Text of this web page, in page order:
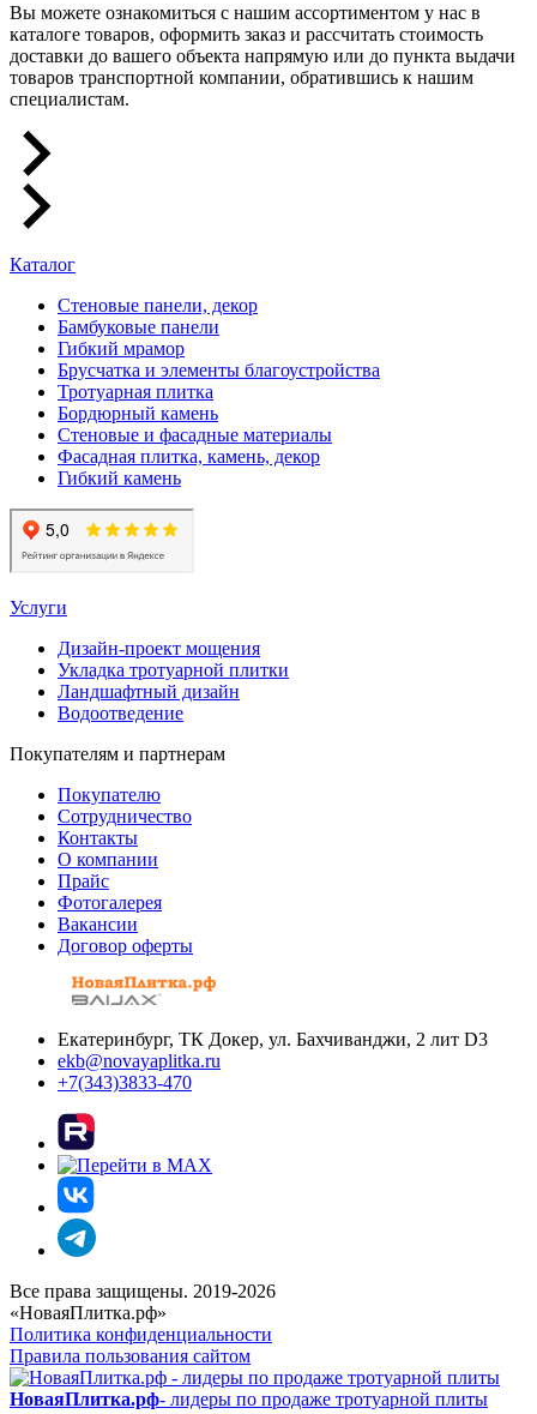
Вы можете ознакомиться с нашим ассортиментом у нас в
каталоге товаров, оформить заказ и рассчитать стоимость
доставки до вашего объекта напрямую или до пункта выдачи
товаров транспортной компании, обратившись к нашим
специалистам.
Каталог
Стеновые панели, декор
Бамбуковые панели
Гибкий мрамор
Брусчатка и элементы благоустройства
Тротуарная плитка
Бордюрный камень
Стеновые и фасадные материалы
Фасадная плитка, камень, декор
Гибкий камень
Услуги
Дизайн-проект мощения
Укладка тротуарной плитки
Ландшафтный дизайн
Водоотведение
Покупателям и партнерам
Покупателю
Сотрудничество
Контакты
О компании
Прайс
Фотогалерея
Вакансии
Договор оферты
Екатеринбург, ТК Докер, ул. Бахчиванджи, 2 лит D3
ekb@novayaplitka.ru
+7(343)3833-470
Все права защищены. 2019-2026
«НоваяПлитка.рф»
Политика конфиденциальности
Правила пользования сайтом
НоваяПлитка.рф- лидеры по продаже тротуарной плиты